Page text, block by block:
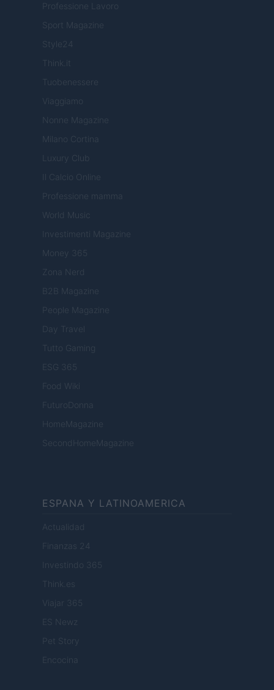
Professione Lavoro
Sport Magazine
Style24
Think.it
Tuobenessere
Viaggiamo
Nonne Magazine
Milano Cortina
Luxury Club
Il Calcio Online
Professione mamma
World Music
Investimenti Magazine
Money 365
Zona Nerd
B2B Magazine
People Magazine
Day Travel
Tutto Gaming
ESG 365
Food Wiki
FuturoDonna
HomeMagazine
SecondHomeMagazine
ESPANA Y LATINOAMERICA
Actualidad
Finanzas 24
Investindo 365
Think.es
Viajar 365
ES Newz
Pet Story
Encocina